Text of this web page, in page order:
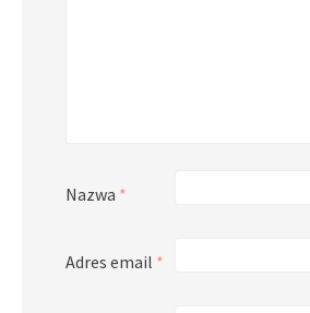
Nazwa *
Adres email *